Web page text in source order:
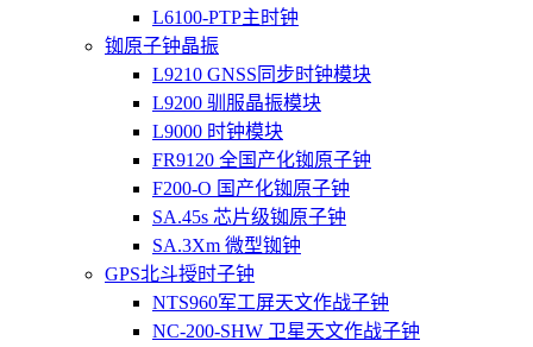
L6100-PTP主时钟
铷原子钟晶振
L9210 GNSS同步时钟模块
L9200 驯服晶振模块
L9000 时钟模块
FR9120 全国产化铷原子钟
F200-O 国产化铷原子钟
SA.45s 芯片级铷原子钟
SA.3Xm 微型铷钟
GPS北斗授时子钟
NTS960军工屏天文作战子钟
NC-200-SHW 卫星天文作战子钟